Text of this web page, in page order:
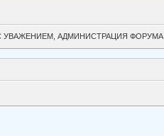
УВАЖЕНИЕМ, АДМИНИСТРАЦИЯ ФОРУМА